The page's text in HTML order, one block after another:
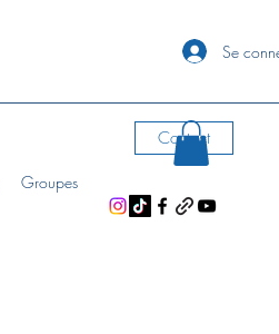
Se
Contact
Groupes